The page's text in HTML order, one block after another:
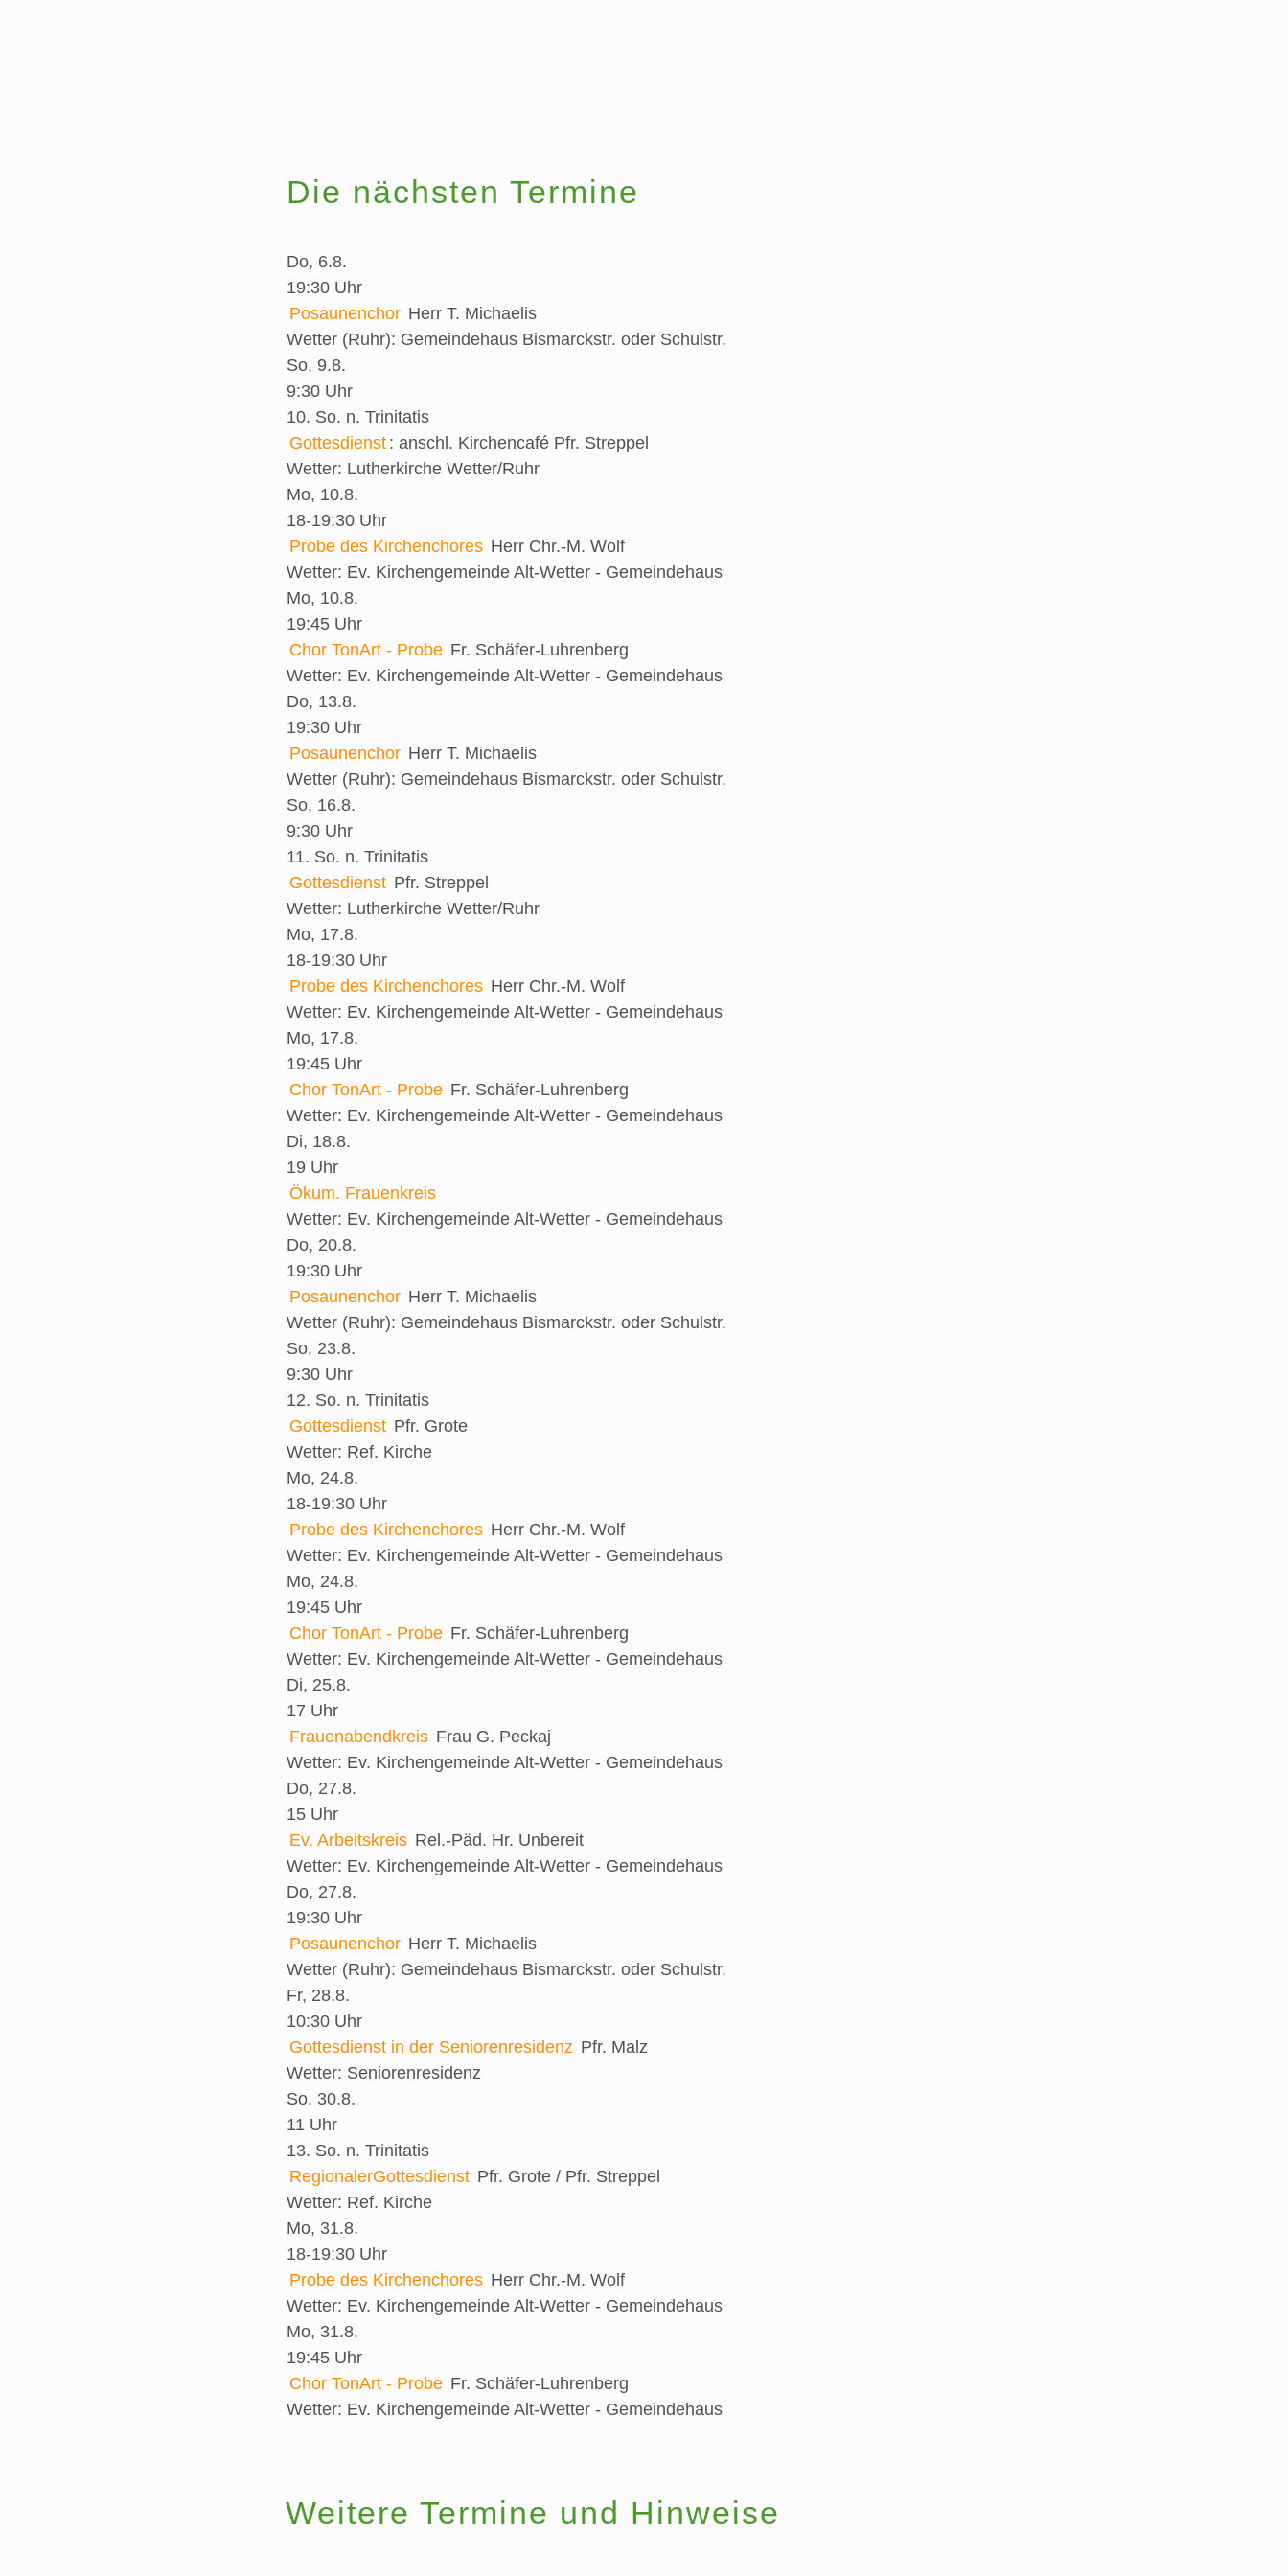
Die nächsten Termine
Do, 6.8.
19:30 Uhr
Posaunenchor Herr T. Michaelis
Wetter (Ruhr): Gemeindehaus Bismarckstr. oder Schulstr.
So, 9.8.
9:30 Uhr
10. So. n. Trinitatis
Gottesdienst : anschl. Kirchencafé Pfr. Streppel
Wetter: Lutherkirche Wetter/Ruhr
Mo, 10.8.
18-19:30 Uhr
Probe des Kirchenchores Herr Chr.-M. Wolf
Wetter: Ev. Kirchengemeinde Alt-Wetter - Gemeindehaus
Mo, 10.8.
19:45 Uhr
Chor TonArt - Probe Fr. Schäfer-Luhrenberg
Wetter: Ev. Kirchengemeinde Alt-Wetter - Gemeindehaus
Do, 13.8.
19:30 Uhr
Posaunenchor Herr T. Michaelis
Wetter (Ruhr): Gemeindehaus Bismarckstr. oder Schulstr.
So, 16.8.
9:30 Uhr
11. So. n. Trinitatis
Gottesdienst Pfr. Streppel
Wetter: Lutherkirche Wetter/Ruhr
Mo, 17.8.
18-19:30 Uhr
Probe des Kirchenchores Herr Chr.-M. Wolf
Wetter: Ev. Kirchengemeinde Alt-Wetter - Gemeindehaus
Mo, 17.8.
19:45 Uhr
Chor TonArt - Probe Fr. Schäfer-Luhrenberg
Wetter: Ev. Kirchengemeinde Alt-Wetter - Gemeindehaus
Di, 18.8.
19 Uhr
Ökum. Frauenkreis
Wetter: Ev. Kirchengemeinde Alt-Wetter - Gemeindehaus
Do, 20.8.
19:30 Uhr
Posaunenchor Herr T. Michaelis
Wetter (Ruhr): Gemeindehaus Bismarckstr. oder Schulstr.
So, 23.8.
9:30 Uhr
12. So. n. Trinitatis
Gottesdienst Pfr. Grote
Wetter: Ref. Kirche
Mo, 24.8.
18-19:30 Uhr
Probe des Kirchenchores Herr Chr.-M. Wolf
Wetter: Ev. Kirchengemeinde Alt-Wetter - Gemeindehaus
Mo, 24.8.
19:45 Uhr
Chor TonArt - Probe Fr. Schäfer-Luhrenberg
Wetter: Ev. Kirchengemeinde Alt-Wetter - Gemeindehaus
Di, 25.8.
17 Uhr
Frauenabendkreis Frau G. Peckaj
Wetter: Ev. Kirchengemeinde Alt-Wetter - Gemeindehaus
Do, 27.8.
15 Uhr
Ev. Arbeitskreis Rel.-Päd. Hr. Unbereit
Wetter: Ev. Kirchengemeinde Alt-Wetter - Gemeindehaus
Do, 27.8.
19:30 Uhr
Posaunenchor Herr T. Michaelis
Wetter (Ruhr): Gemeindehaus Bismarckstr. oder Schulstr.
Fr, 28.8.
10:30 Uhr
Gottesdienst in der Seniorenresidenz Pfr. Malz
Wetter: Seniorenresidenz
So, 30.8.
11 Uhr
13. So. n. Trinitatis
RegionalerGottesdienst Pfr. Grote / Pfr. Streppel
Wetter: Ref. Kirche
Mo, 31.8.
18-19:30 Uhr
Probe des Kirchenchores Herr Chr.-M. Wolf
Wetter: Ev. Kirchengemeinde Alt-Wetter - Gemeindehaus
Mo, 31.8.
19:45 Uhr
Chor TonArt - Probe Fr. Schäfer-Luhrenberg
Wetter: Ev. Kirchengemeinde Alt-Wetter - Gemeindehaus
Weitere Termine und Hinweise